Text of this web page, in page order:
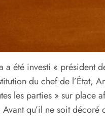
été investi « président
du chef de l’État,
les parties » sur place
qu’il ne soit